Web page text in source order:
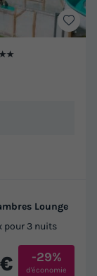
Lounge
pour 3 nuits
-29%
d'économie